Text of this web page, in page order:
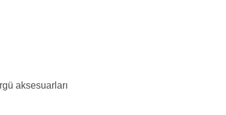
aksesuarları